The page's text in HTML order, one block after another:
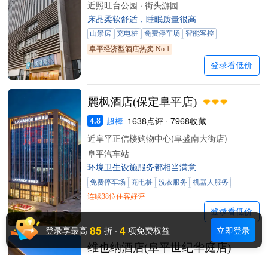
近照旺台公园 · 街头游园
床品柔软舒适，睡眠质量很高
山景房 充电桩 免费停车场
智能客控
阜平经济型酒店热卖 No.1
登录看低价
麗枫酒店(保定阜平店)
4.8 超棒 1638点评 · 7968收藏
近阜平正信楼购物中心(阜盛南大街店)
阜平汽车站
环境卫生设施服务都相当满意
免费停车场 充电桩 洗衣服务
机器人服务
连续38位住客好评
登录看低价
维也纳酒店(阜平世纪华庭店)
登录享最高 85 折 · 4 项免费权益 立即登录